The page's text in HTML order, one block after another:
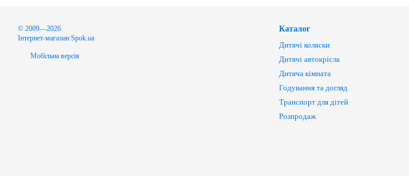
© 2009—2026
Інтернет-магазин Spok.ua
Мобільна версія
Каталог
Дитячі коляски
Дитячі автокрісла
Дитяча кімната
Годування та догляд
Транспорт для дітей
Розпродаж